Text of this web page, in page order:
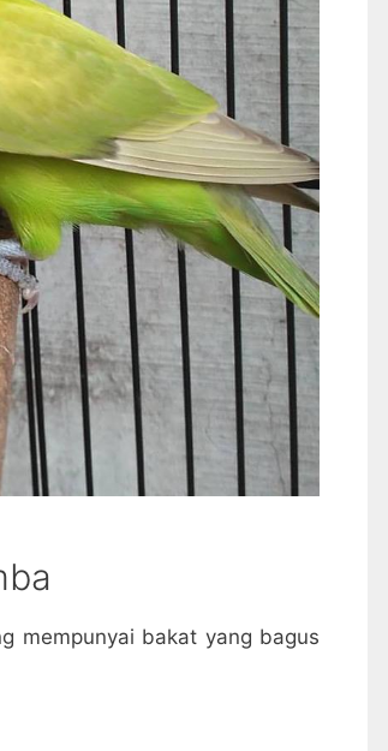
mempunyai bakat yang bagus